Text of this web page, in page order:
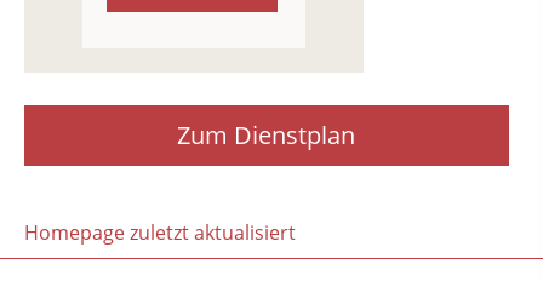
Zum Dienstplan
Homepage zuletzt aktualisiert